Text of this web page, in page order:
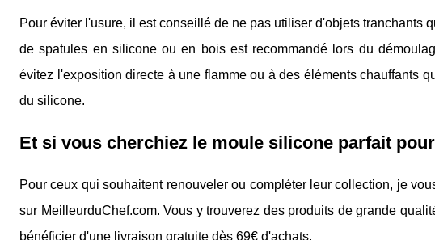
Pour éviter l'usure, il est conseillé de ne pas utiliser d'objets tranchants
de spatules en silicone ou en bois est recommandé lors du
évitez l'exposition directe à une flamme ou à des éléments chauffants
du silicone.
Et si vous cherchiez le moule silicone parfait
Pour ceux qui souhaitent renouveler ou compléter leur collection, je
sur MeilleurduChef.com. Vous y trouverez des produits de grande
bénéficier d'une livraison gratuite dès 69€ d'achats.